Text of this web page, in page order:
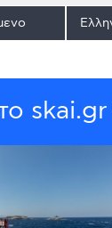
skai.gr